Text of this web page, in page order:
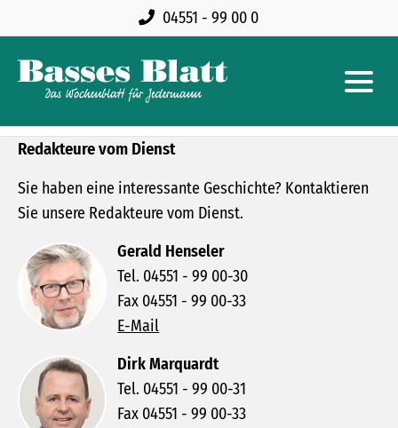
04551 - 99 00 0
Redakteure vom Dienst
Sie haben eine interessante Geschichte? Kontaktieren
Sie unsere Redakteure vom Dienst.
Gerald Henseler
Tel. 04551 - 99 00-30
Fax 04551 - 99 00-33
E-Mail
Dirk Marquardt
Tel. 04551 - 99 00-31
Fax 04551 - 99 00-33